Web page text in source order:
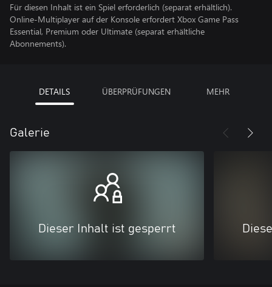
Für diesen Inhalt ist ein Spiel erforderlich (separat erhältlich).
Online-Multiplayer auf der Konsole erfordert Xbox Game Pass
Essential, Premium oder Ultimate (separat erhältliche
Abonnements).
DETAILS ÜBERPRÜFUNGEN MEHR
Galerie
Dieser Inhalt ist gesperrt